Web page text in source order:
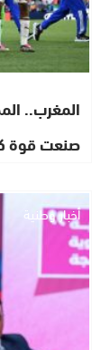
المغرب..
صنعت قوة
أخبار وطنية